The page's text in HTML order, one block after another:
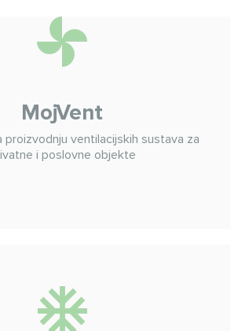
MojVent
proizvodnju ventilacijskih sustava za
i poslovne objekte